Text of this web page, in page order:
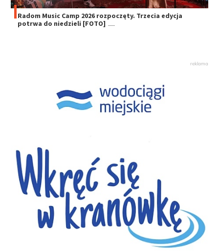
Radom Music Camp 2026 rozpoczęty. Trzecia edycja
potrwa do niedzieli [FOTO]